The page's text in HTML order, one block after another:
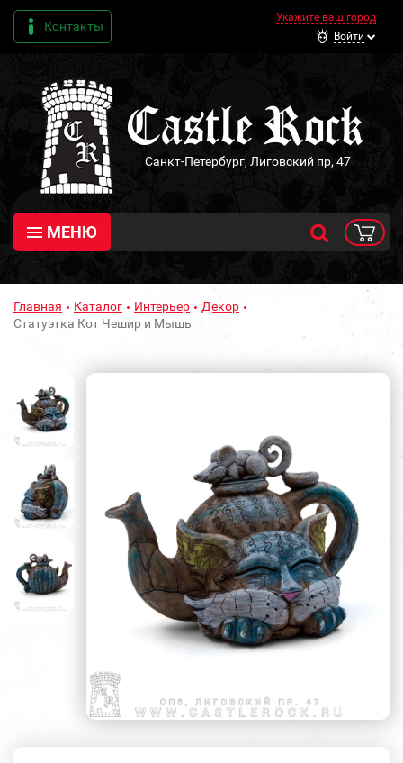
Контакты
Укажите ваш город
Войти
Санкт-Петербург, Лиговский пр, 47
МЕНЮ
Главная Каталог Интерьер
Декор
Статуэтка Кот Чешир и Мышь